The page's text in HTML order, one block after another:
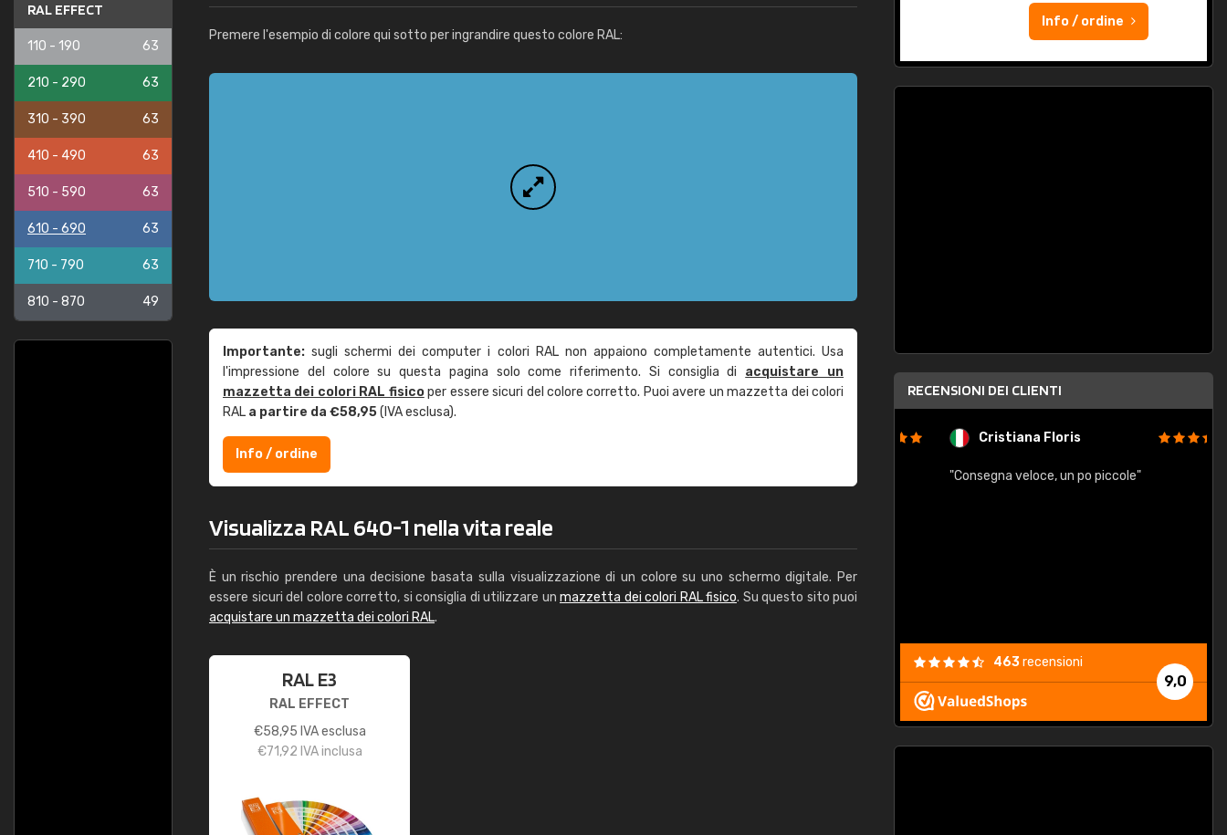
RAL EFFECT
110 - 190 63
210 - 290 63
310 - 390 63
410 - 490 63
510 - 590 63
610 - 690 63
710 - 790 63
810 - 870 49
Premere l'esempio di colore qui sotto per ingrandire questo colore RAL:
Importante: sugli schermi dei computer i colori RAL non appaiono completamente autentici. Usa
l'impressione del colore su questa pagina solo come riferimento. Si consiglia di acquistare un
mazzetta dei colori RAL fisicoper essere sicuri del colore corretto. Puoi avere un mazzetta dei colori
RAL a partire da €58,95(IVA esclusa).
Info / ordine
Visualizza RAL 640-1 nella vita reale
È un rischio prendere una decisione basata sulla visualizzazione di un colore su uno schermo digitale. Per
essere sicuri del colore corretto, si consiglia di utilizzare un mazzetta dei colori RAL fisico. Su questo sito puoi
acquistare un mazzetta dei colori RAL.
RAL E3
RAL EFFECT
€58,95 IVA esclusa
€71,92 IVA inclusa
Info / ordine
RECENSIONI DEI CLIENTI
Cristiana Floris
"Consegna veloce, un po piccole"
9,0
463recensioni